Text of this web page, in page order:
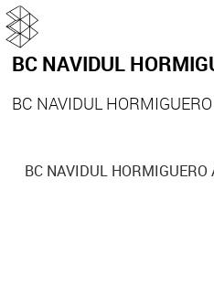
BC NAVIDUL
BC NAVIDUL
BC NAVIDUL HORMIGUERO